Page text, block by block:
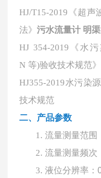
HJ/T15-2019《超
法》污水流量计 明
HJ 354-2019《水
N 等)验收技术规范》
HJ355-2019水污染
技术规范
二、产品参数
1.流量测量范围
2.流量测量频次
3.液位分辨率：